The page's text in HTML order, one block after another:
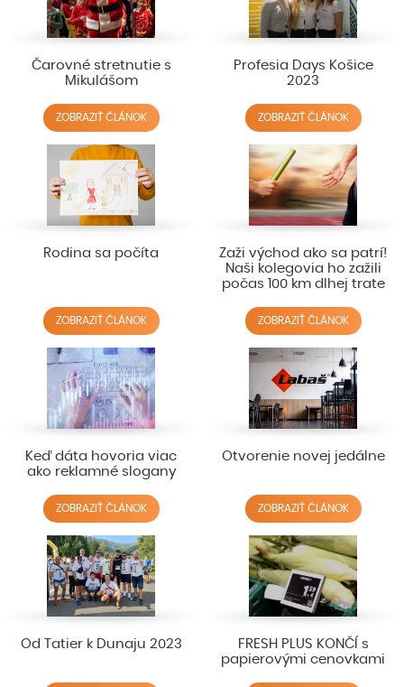
Čarovné stretnutie s
Mikulášom
ZOBRAZIŤ ČLÁNOK
Profesia Days Košice
2023
ZOBRAZIŤ ČLÁNOK
Rodina sa počíta
ZOBRAZIŤ ČLÁNOK
Zaži východ ako sa patrí!
Naši kolegovia ho zažili
počas 100 km dlhej trate
ZOBRAZIŤ ČLÁNOK
Keď dáta hovoria viac
ako reklamné slogany
ZOBRAZIŤ ČLÁNOK
Otvorenie novej jedálne
ZOBRAZIŤ ČLÁNOK
Od Tatier k Dunaju 2023
FRESH PLUS KONČÍ s
papierovými cenovkami